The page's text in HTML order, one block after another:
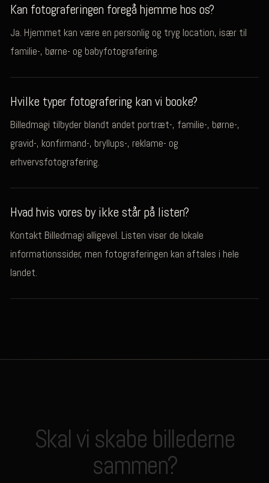
Kan fotograferingen foregå hjemme hos os?
Ja. Hjemmet kan være en personlig og tryg location, især til
familie-, børne- og babyfotografering.
Hvilke typer fotografering kan vi booke?
Billedmagi tilbyder blandt andet portræt-, familie-, børne-,
gravid-, konfirmand-, bryllups-, reklame- og
erhvervsfotografering.
Hvad hvis vores by ikke står på listen?
Kontakt Billedmagi alligevel. Listen viser de lokale
informationssider, men fotograferingen kan aftales i hele
landet.
Skal vi skabe billederne
sammen?